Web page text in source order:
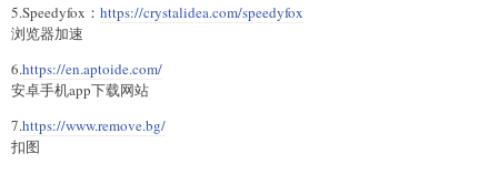
5.Speedyfox： https://crystalidea.com/speedyfox
浏览器加速
6.https://en.aptoide.com/
安卓手机app下载网站
7.https://www.remove.bg/
扣图